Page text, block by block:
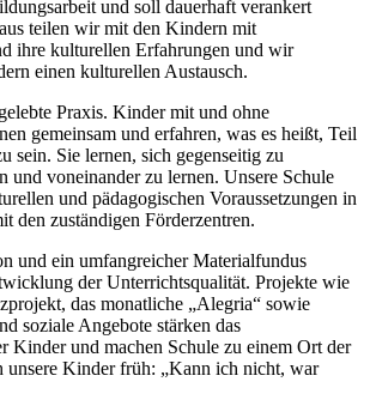
und soll dauerhaft verankert
teilen wir mit den Kindern mit
ihre kulturellen Erfahrungen und wir
einen kulturellen Austausch.
Praxis. Kinder mit und ohne
gemeinsam und erfahren, was es heißt, Teil
sein. Sie lernen, sich gegenseitig zu
und voneinander zu lernen. Unsere Schule
und pädagogischen Voraussetzungen in
den zuständigen Förderzentren.
und ein umfangreicher Materialfundus
der Unterrichtsqualität. Projekte wie
das monatliche „Alegria“ sowie
soziale Angebote stärken das
Kinder und machen Schule zu einem Ort der
unsere Kinder früh: „Kann ich nicht, war